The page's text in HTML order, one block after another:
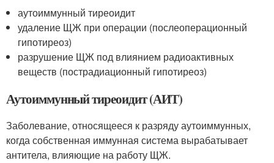
аутоиммунный тиреоидит
удаление ЩЖ при операции (послеоперационный
гипотиреоз)
разрушение ЩЖ под влиянием радиоактивных
веществ (пострадиационный гипотиреоз)
Аутоиммунный тиреоидит (АИТ)
Заболевание, относящееся к разряду аутоиммунных,
когда собственная иммунная система вырабатывает
антитела, влияющие на работу ЩЖ.